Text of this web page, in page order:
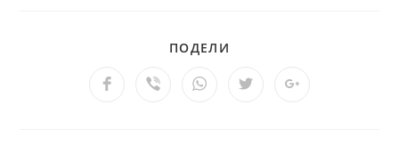
ПОДЕЛИ